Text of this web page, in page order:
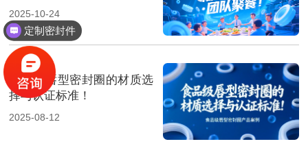
餐”！
2025-10-24
食品级唇型密封圈的材质选
择与认证标准！
2025-08-12
定制密封件